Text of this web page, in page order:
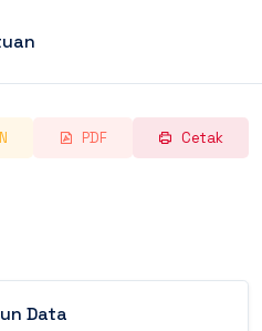
PDF Cetak
Data